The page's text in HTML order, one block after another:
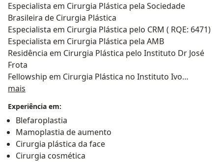
Especialista em Cirurgia Plástica pela Sociedade
Brasileira de Cirurgia Plástica
Especialista em Cirurgia Plástica pelo CRM ( RQE: 6471)
Especialista em Cirurgia Plástica pela AMB
Residência em Cirurgia Plástica pelo Instituto Dr José
Frota
Fellowship em Cirurgia Plástica no Instituto Ivo
Pitanguy no Rio de Janeiro
Estágio em Cirurgia Plástica Reconstrutora no
Instituto do Câncer do Ceará
mais
Experiência em:
Blefaroplastia
Mamoplastia de aumento
Cirurgia plástica da face
Cirurgia cosmética